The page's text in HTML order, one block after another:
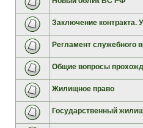
Заключение контракта.
Регламент служебного
Общие вопросы
Жилищное право
Государственный